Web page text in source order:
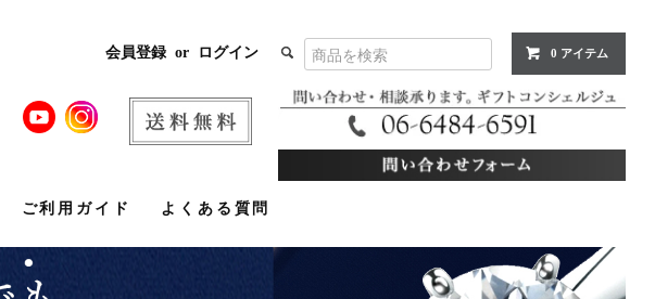
会員登録 or ログイン 0 アイテム
ご利用ガイド よくある質問